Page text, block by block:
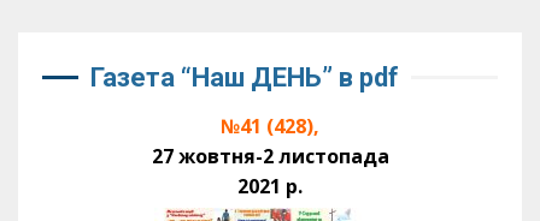
Газета “Наш ДЕНЬ” в pdf
№41 (428),
27 жовтня-2 листопада
2021 р.